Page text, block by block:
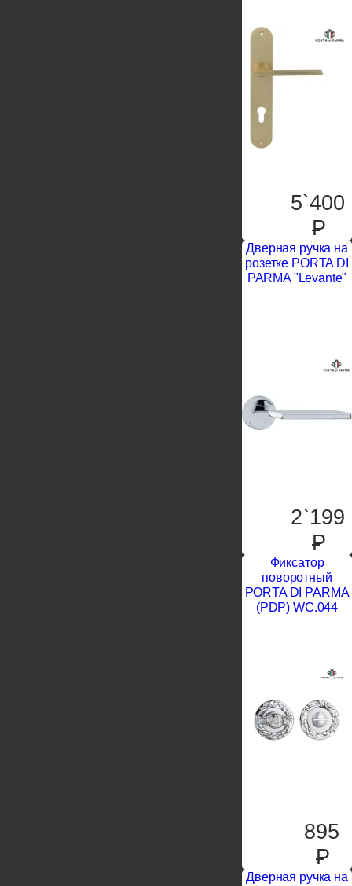
5`400
P
Дверная ручка на
розетке PORTA DI
PARMA "Levante"
2`199
P
Фиксатор
поворотный
PORTA DI PARMA
(PDP) WC.044
895
P
Дверная ручка на